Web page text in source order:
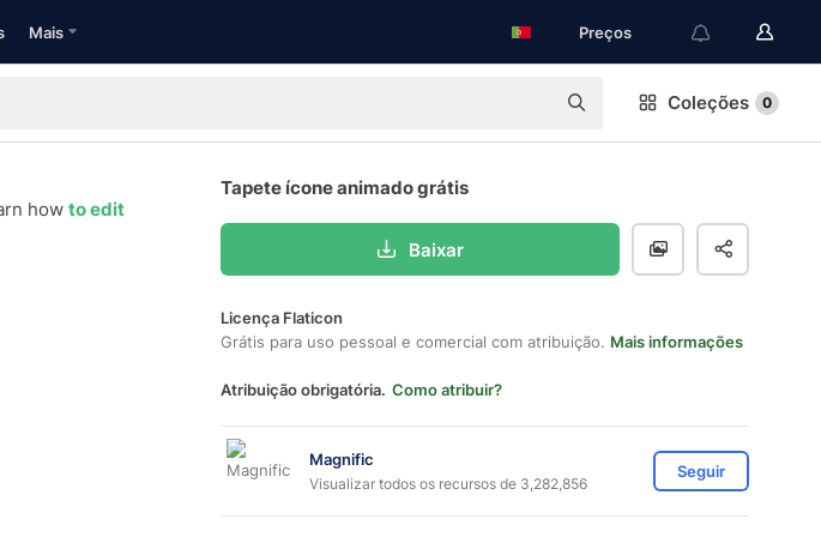
Mais Preços
Coleções 0
how to edit
Tapete ícone animado grátis
Baixar
Licença Flaticon
Grátis para uso pessoal e comercial com atribuição. Mais informações
Atribuição obrigatória. Como atribuir?
Magnific
Visualizar todos os recursos de 3,282,856
Seguir